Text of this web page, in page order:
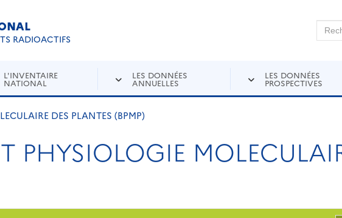
RADIOACTIFS
Rechercher
L'INVENTAIRE
NATIONAL
LES DONNÉES
ANNUELLES
LES DONNÉES
PROSPECTIVES
DES PLANTES (BPMP)
PHYSIOLOGIE